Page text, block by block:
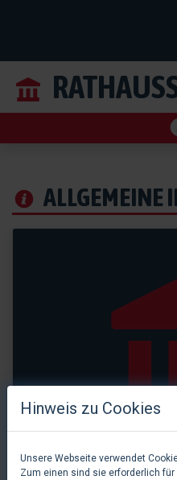
ALLGEMEINE
Hinweis zu Cookies
Unsere Webseite verwendet
Zum einen sind sie erforderlich